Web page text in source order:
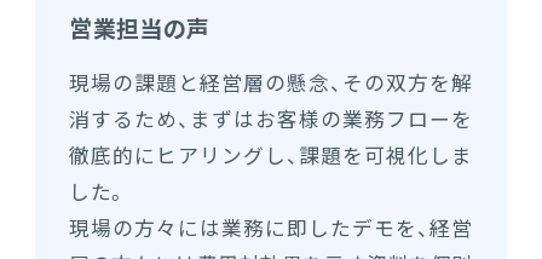
営業担当の声
現場の課題と経営層の懸念、その双方を解
消するため、まずはお客様の業務フローを
徹底的にヒアリングし、課題を可視化しま
した。
現場の方々には業務に即したデモを、経営